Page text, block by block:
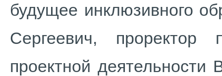
будущее инклюзивного
Сергеевич, проректор
проектной деятельности